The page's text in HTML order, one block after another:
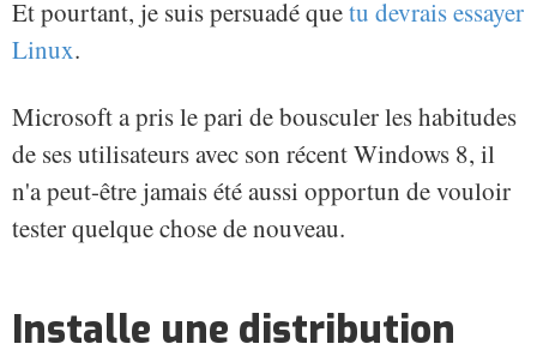
Et pourtant, je suis persuadé quetu devrais essayer
Linux.
Microsoft a pris le pari de bousculer les habitudes
de ses utilisateurs avec son récent Windows 8, il
n'a peut-être jamais été aussi opportun de vouloir
tester quelque chose de nouveau.
Installe une distribution